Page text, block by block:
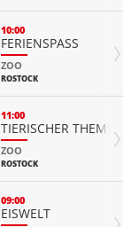
10:00
FERIENSPASS
ZOO
ROSTOCK
11:00
TIERISCHER
ZOO
ROSTOCK
09:00
EISWELT